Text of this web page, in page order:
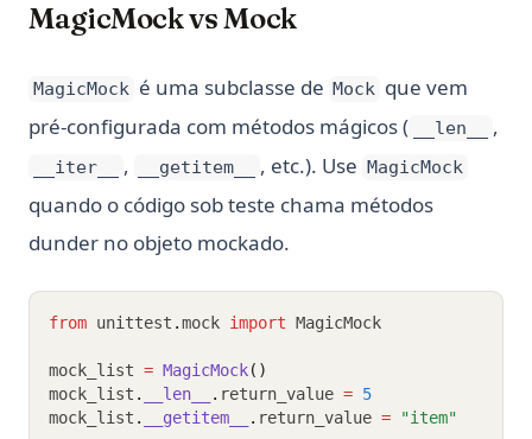
MagicMock vs Mock
MagicMock é uma subclasse de Mock que vem
pré-configurada com métodos mágicos (
__len__ ,
__iter__ , __getitem__ , etc.). Use MagicMock
quando o código sob teste chama métodos
dunder no objeto mockado.
from unittest .mock import MagicMock
mock_list = MagicMock()
mock_list . __len__ . return_value = 5
mock_list . __getitem__ . return_value = "item"